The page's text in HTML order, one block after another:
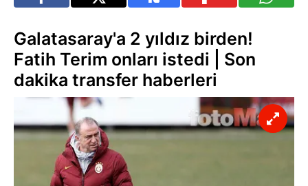
Galatasaray'a 2 yıldız birden!
Fatih Terim onları istedi | Son
dakika transfer haberleri